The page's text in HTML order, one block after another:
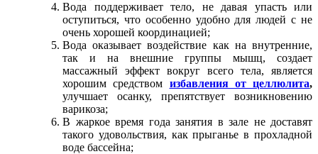
Вода поддерживает тело, не давая упасть или
оступиться, что особенно удобно для людей с не
очень хорошей координацией;
Вода оказывает воздействие как на внутренние,
так и на внешние группы мышц, создает
массажный эффект вокруг всего тела, является
хорошим средством избавления от целлюлита,
улучшает осанку, препятствует возникновению
варикоза;
В жаркое время года занятия в зале не доставят
такого удовольствия, как прыганье в прохладной
воде бассейна;